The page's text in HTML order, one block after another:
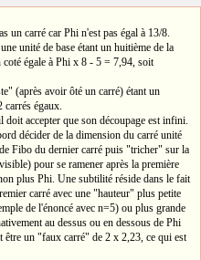
un carré car Phi n'est pas égal à 13/8.
unité de base étant un huitième de la
coté égale à Phi x 8 - 5 = 7,94, soit
(après avoir ôté un carré) étant un
carrés égaux.
accepter que son découpage est infini.
décider de la dimension du carré unité
Fibo du dernier carré puis "tricher" sur la
pour se ramener après la première
plus Phi. Une subtilité réside dans le fait
carré avec une "hauteur" plus petite
de l'énoncé avec n=5) ou plus grande
au dessus ou en dessous de Phi
un "faux carré" de 2 x 2,23, ce qui est